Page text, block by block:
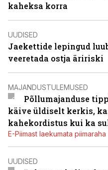
kaheksa korra
UUDISED
Jaekettide lepingud
veeretada ostja äririski
MAJANDUSTULEMUSED
Põllumajanduse
käive üldiselt kerkis,
kahekordistus kui ka
E-Piimast laekumata
UUDISED